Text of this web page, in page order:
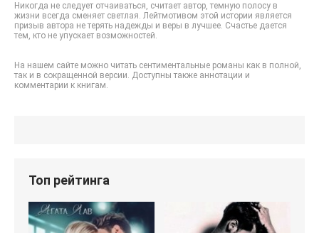
Никогда не следует отчаиваться, считает автор, темную полосу в
жизни всегда сменяет светлая. Лейтмотивом этой истории является
призыв автора не терять надежды и веры в лучшее. Счастье дается
тем, кто не упускает возможностей.
На нашем сайте можно читать сентиментальные романы как в полной,
так и в сокращенной версии. Доступны также аннотации и
комментарии к книгам.
Топ рейтинга